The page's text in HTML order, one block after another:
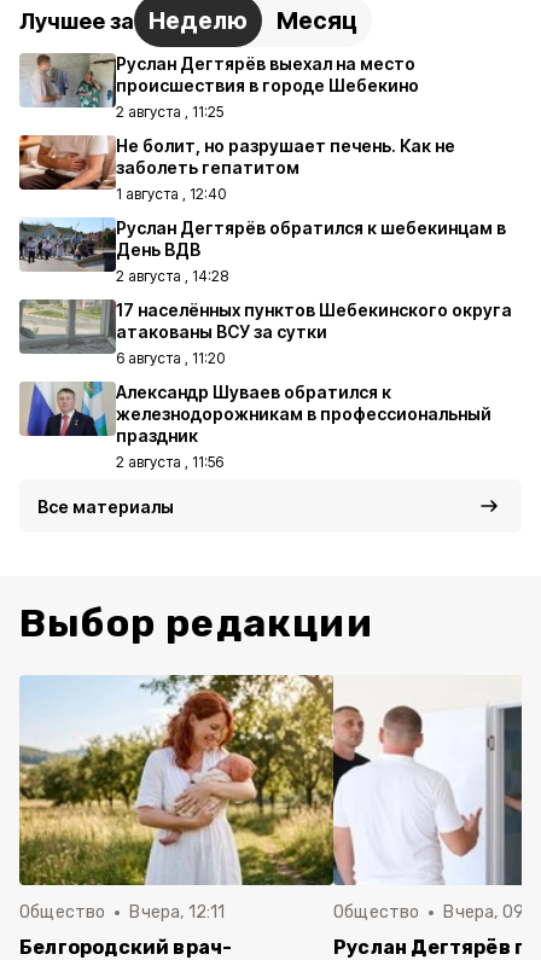
Лучшее за Неделю Месяц
Руслан Дегтярёв выехал на место
происшествия в городе Шебекино
2 августа , 11:25
Не болит, но разрушает печень. Как не
заболеть гепатитом
1 августа , 12:40
Руслан Дегтярёв обратился к шебекинцам в
День ВДВ
2 августа , 14:28
17 населённых пунктов Шебекинского округа
атакованы ВСУ за сутки
6 августа , 11:20
Александр Шуваев обратился к
железнодорожникам в профессиональный
праздник
2 августа , 11:56
Все материалы
Выбор редакции
Общество Вчера, 12:11
Белгородский врач-
Общество Вчера,
Руслан Дегтярёв